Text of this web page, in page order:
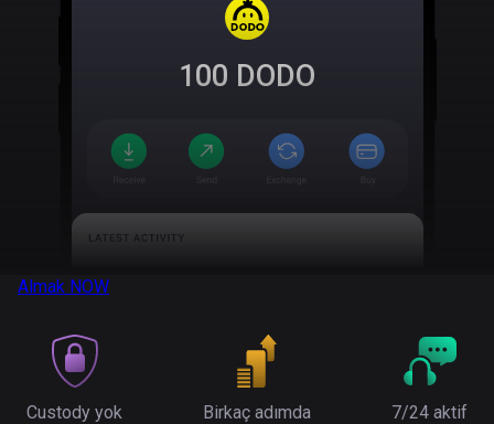
100 DODO
Almak NOW
Custody yok Birkaç adımda 7/24 aktif